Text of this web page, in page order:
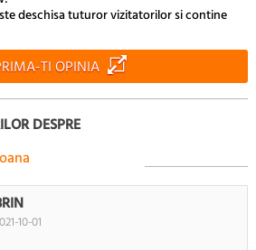
deschisa tuturor vizitatorilor si contine
TI OPINIA
DESPRE
10-01